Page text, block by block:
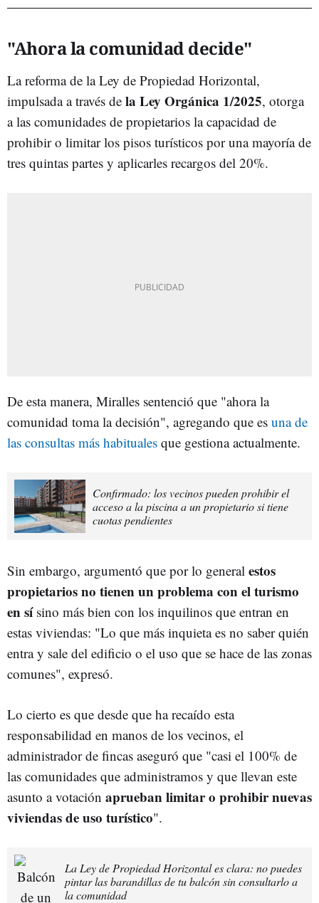
"Ahora la comunidad decide"
La reforma de la Ley de Propiedad Horizontal,
impulsada a través de la Ley Orgánica 1/2025, otorga
a las comunidades de propietarios la capacidad de
prohibir o limitar los pisos turísticos por una mayoría de
tres quintas partes y aplicarles recargos del 20%.
De esta manera, Miralles sentenció que "ahora la
comunidad toma la decisión", agregando que es una de
las consultas más habituales que gestiona actualmente.
Confirmado: los vecinos pueden prohibir el
acceso a la piscina a un propietario si tiene
cuotas pendientes
Sin embargo, argumentó que por lo general estos
propietarios no tienen un problema con el turismo
en sí sino más bien con los inquilinos que entran en
estas viviendas: "Lo que más inquieta es no saber quién
entra y sale del edificio o el uso que se hace de las zonas
comunes", expresó.
Lo cierto es que desde que ha recaído esta
responsabilidad en manos de los vecinos, el
administrador de fincas aseguró que "casi el 100% de
las comunidades que administramos y que llevan este
asunto a votación aprueban limitar o prohibir nuevas
viviendas de uso turístico".
La Ley de Propiedad Horizontal es clara: no puedes
pintar las barandillas de tu balcón sin consultarlo a
la comunidad